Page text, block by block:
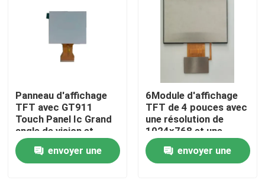
Vidéos
Exposition de VR
Au sujet de nous
Visite d'usine
Panneau d'affichage
TFT avec GT911
Touch Panel Ic Grand
angle de vision et
pilote ILI9881C Ic
envoyer une
6Module d'affichage
TFT de 4 pouces avec
une résolution de
1024x768 et une
interface LVDS pour
les applications de
véhicules
envoyer une